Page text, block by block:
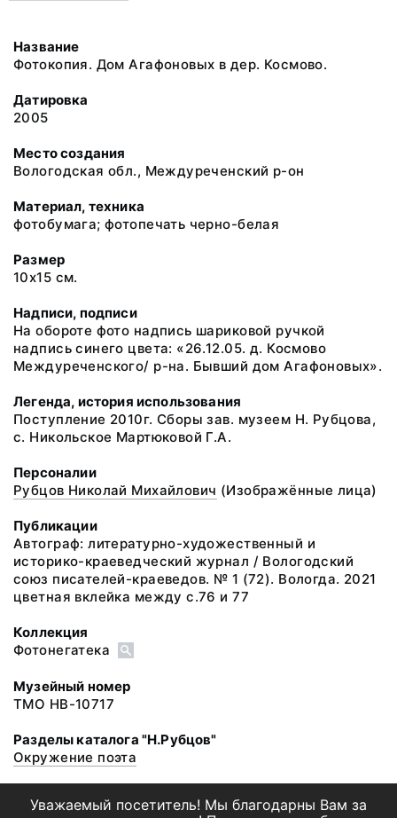
Название
Фотокопия. Дом Агафоновых в дер. Космово.
Датировка
2005
Место создания
Вологодская обл., Междуреченский р-он
Материал, техника
фотобумага; фотопечать черно-белая
Размер
10х15 см.
Надписи, подписи
На обороте фото надпись шариковой ручкой
надпись синего цвета: «26.12.05. д. Космово
Междуреченского/ р-на. Бывший дом Агафоновых».
Легенда, история использования
Поступление 2010г. Сборы зав. музеем Н. Рубцова,
с. Никольское Мартюковой Г.А.
Персоналии
Рубцов Николай Михайлович (Изображённые лица)
Публикации
Автограф: литературно-художественный и
историко-краеведческий журнал / Вологодский
союз писателей-краеведов. № 1 (72). Вологда. 2021
цветная вклейка между с.76 и 77
Коллекция
Фотонегатека
Музейный номер
ТМО НВ-10717
Разделы каталога "Н.Рубцов"
Окружение поэта
Уважаемый посетитель! Мы благодарны Вам за